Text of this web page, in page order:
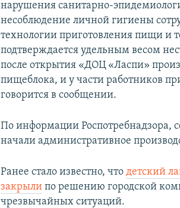
нарушения санитарно-
несоблюдение личной гигиены
технологии приготовления пищи и
подтверждается удельным весом
после открытия «ДОЦ «Ласпи»
пищеблока, и у части работников
говорится в сообщении.
По информации Роспотребнадзора,
начали административное
Ранее стало известно, чтодетский
закрыли по решению городской
чрезвычайных ситуаций.